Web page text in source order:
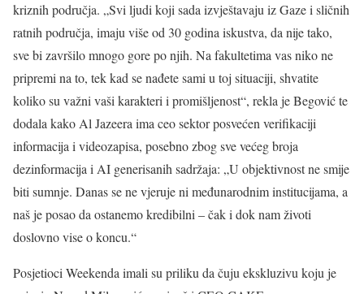
kriznih područja. „Svi ljudi koji sada izvještavaju iz Gaze i sličnih
ratnih područja, imaju više od 30 godina iskustva, da nije tako,
sve bi završilo mnogo gore po njih. Na fakultetima vas niko ne
pripremi na to, tek kad se nađete sami u toj situaciji, shvatite
koliko su važni vaši karakteri i promišljenost“, rekla je Begović te
dodala kako Al Jazeera ima ceo sektor posvećen verifikaciji
informacija i videozapisa, posebno zbog sve većeg broja
dezinformacija i AI generisanih sadržaja: „U objektivnost ne smije
biti sumnje. Danas se ne vjeruje ni međunarodnim institucijama, a
naš je posao da ostanemo kredibilni – čak i dok nam životi
doslovno vise o koncu.“
Posjetioci Weekenda imali su priliku da čuju ekskluzivu koju je